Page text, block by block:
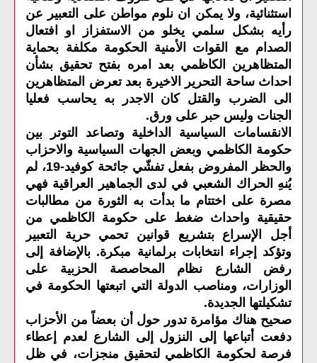
استثنائية، ولا يمكن ان نلوم مواطن على التعبير عن
رأيه بشكل سلمي يخلو من الاستفزاز او افتعال
الصدام مع القوات الأمنية الحكومة مكلفة بحماية
المتظاهرين الكاظمي بعد امره بفتح تحقيق بشأن
احداث ساحة التحرير الاخيرة بعد تعرض المتظاهرين
الى الضرب والقتل كان الاجدر به يحاسب فعليا
الجنات وليس حبر على ورق.
الانقسامات السياسية الداخلية وتصاعد التوتر بين
حكومة الكاظمي وبعض الجهات السياسية والاحزاب
والحظر المفروض بفعل تفشّي جائحة كوفيد-19، لم
يُنهِ الحراك الشعبي في لدى الجماهير العراقية فهي
مصرة على اختتام ما بدأت به الثورة من مطالبات
حقيقية واحداث ضغط على حكومة الكاظمي من
أجل الإسراع بتشريع قوانين تحمي حرية التعبير
وتؤكد إجراء انتخابات برلمانية مبكرة. بالإضافة إلى
رفض الشارع نظام المحاصصة الحزبية على
الوزارات، ومناصب الدولة التي اتبعتها الحكومة في
تشكيلتها الجديدة.
صحيح هناك مؤامرة تدور حول أن بعضاً من الأحزاب
دفعت أتباعها إلى النزول إلى الشارع لعدم إعطاء
فرصة لحكومة الكاظمي لتحقيق منجزات، في ظل